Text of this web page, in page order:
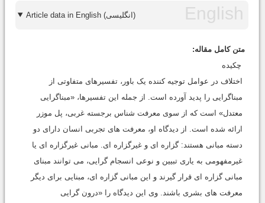
Article data in English (انگلیسی)
متن کامل مقاله:
چکیده
اختلاف در عوامل توجیه کننده یک باور، تفسیرهای متفاوتی از
مبناگرایی را پدید آورده است. از جمله این تفسیرها، «مبناگرایی
معتدل» است که از سوی معرفت شناس برجسته غربی، پل موزر
ارائه شده است. از دیدگاه او، معرفت های تجربی انسان دارای دو
دسته مبانی هستند: گزاره ای و غیرگزاره ای. مبانی غیرگزاره ای یا
غیرمفهومی به یاری تبیین و نوعی انسجام گرایی، می توانند مبنای
مبانی گزاره ای قرار گیرند و این مبانی گزاره ای، مبنایی برای دیگر
معرفت های بشری باشند. وی این دیدگاه را «درون گرایی